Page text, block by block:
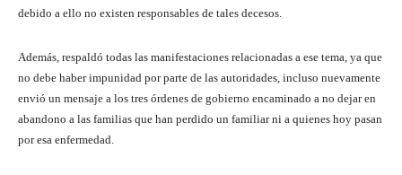
debido a ello no existen responsables de tales decesos.
Además, respaldó todas las manifestaciones relacionadas a ese tema, ya que
no debe haber impunidad por parte de las autoridades, incluso nuevamente
envió un mensaje a los tres órdenes de gobierno encaminado a no dejar en
abandono a las familias que han perdido un familiar ni a quienes hoy pasan
por esa enfermedad.